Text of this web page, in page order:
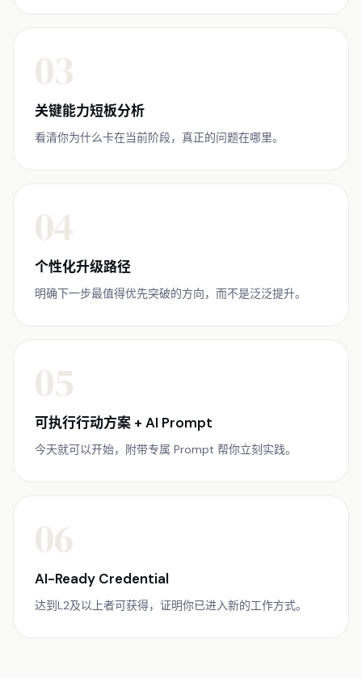
03
关键能力短板分析
看清你为什么卡在当前阶段，真正的问题在哪里。
04
个性化升级路径
明确下一步最值得优先突破的方向，而不是泛泛提升。
05
可执行行动方案 + AI Prompt
今天就可以开始，附带专属 Prompt 帮你立刻实践。
06
AI-Ready Credential
达到L2及以上者可获得，证明你已进入新的工作方式。